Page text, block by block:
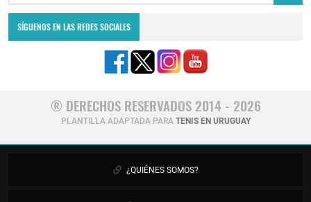
SÍGUENOS EN LAS REDES SOCIALES
® DERECHOS RESERVADOS 2014 - 2026
PLANTILLA ADAPTADA PARA TENIS EN URUGUAY
¿QUIÉNES SOMOS?